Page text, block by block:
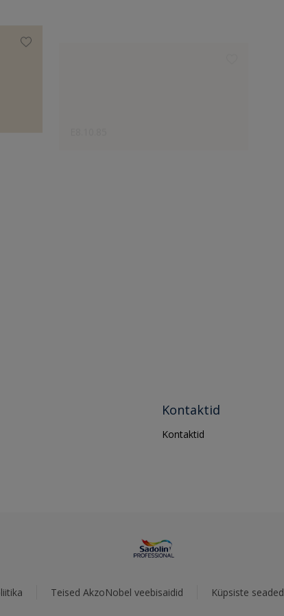
Kontaktid
Kontaktid
Teised AkzoNobel veebisaidid Küpsiste seaded